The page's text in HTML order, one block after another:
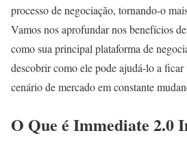
processo de negociação, tornando-o
Vamos nos aprofundar nos benefícios
como sua principal plataforma de
descobrir como ele pode ajudá-lo a ficar
cenário de mercado em constante
O Que é Immediate 2.0